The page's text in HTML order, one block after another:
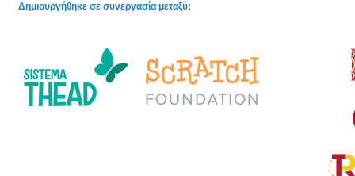
Δημιουργήθηκε σε συνεργασία μεταξύ: